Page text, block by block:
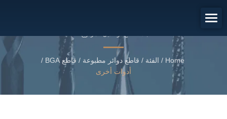
Home
/ الفئة / قاطع دوائر مطبوعة / قاطع BGA
/
أدوات أخرى